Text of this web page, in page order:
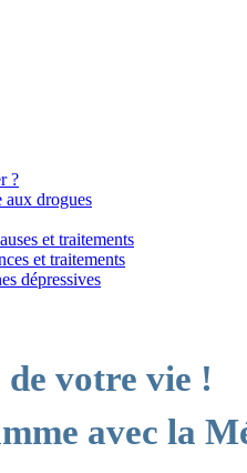
?
aux drogues
et traitements
et traitements
dépressives
votre vie !
avec la